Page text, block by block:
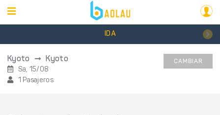
IDA
Kyoto Kyoto
Sa, 15/08
1 Pasajeros
CAMBIAR